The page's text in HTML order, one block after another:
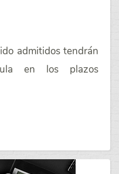
admitidos tendrán
en los plazos